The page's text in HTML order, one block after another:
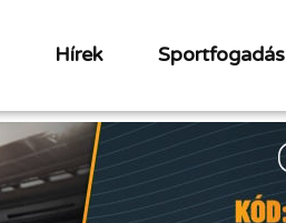
Hírek Sportfogadás